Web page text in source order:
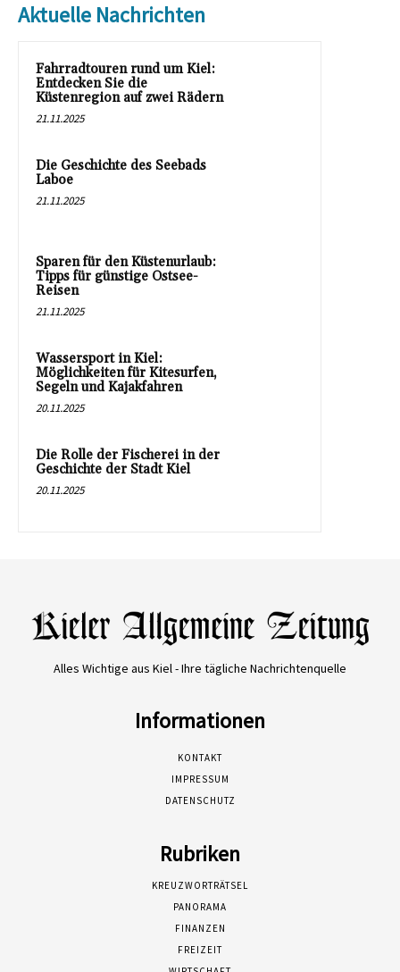
Aktuelle Nachrichten
Fahrradtouren rund um Kiel:
Entdecken Sie die
Küstenregion auf zwei Rädern
21.11.2025
Die Geschichte des Seebads
Laboe
21.11.2025
Sparen für den Küstenurlaub:
Tipps für günstige Ostsee-
Reisen
21.11.2025
Wassersport in Kiel:
Möglichkeiten für Kitesurfen,
Segeln und Kajakfahren
20.11.2025
Die Rolle der Fischerei in der
Geschichte der Stadt Kiel
20.11.2025
Alles Wichtige aus Kiel - Ihre tägliche Nachrichtenquelle
Informationen
KONTAKT
IMPRESSUM
DATENSCHUTZ
Rubriken
KREUZWORTRÄTSEL
PANORAMA
FINANZEN
FREIZEIT